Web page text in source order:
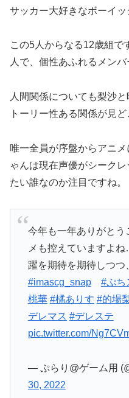
サッカー大好きなボーイ
この5人からなる12歳組で
人で、個性あふれるメンバ
人間関係についても梨沙
トーリー性ある関係が見ど
唯一全員が序盤からアニ
ゃんは現在声優がシーク
たい誰なのか注目ですね。
今年も一年ありがとう
メも控えていますよ
躍を期待を期待しつつ
#imascg_snap
#ぷち
桃華 #橘ありす #的場
デレマス #デレステ
pic.twitter.com/
— ぷらり@ゲーム用
30, 2022